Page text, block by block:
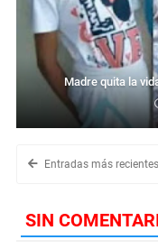
Madre quita la
Entradas más recientes
SIN